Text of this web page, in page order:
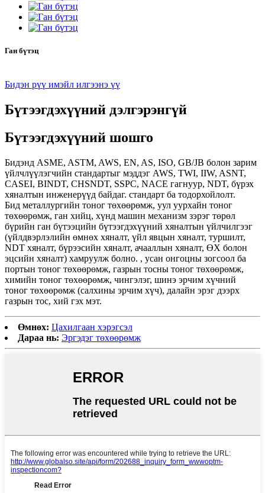
Ган бүтэц
Бидэн рүү имэйл илгээнэ үү
Бүтээгдэхүүний дэлгэрэнгүй
Бүтээгдэхүүний шошго
Бидэнд ASME, ASTM, AWS, EN, AS, ISO, GB/JB болон зарим
үйлчлүүлэгчийн стандартыг мэддэг AWS, TWI, IIW, ASNT,
CASEI, BINDT, CHSNDT, SSPC, NACE гагнуур, NDT, бүрэх
хяналтын инженерүүд байдаг. стандарт ба тодорхойлолт.
Бид металлургийн тоног төхөөрөмж, уул уурхайн тоног
төхөөрөмж, ган хийц, хүнд машин механизм зэрэг төрөл
бүрийн ган бүтээцийн бүтээгдэхүүний хяналтын үйлчилгээг
(үйлдвэрлэлийн өмнөх хяналт, үйл явцын хяналт, туршилт,
NDT хяналт, бүрээсийн хяналт, ачааллын хяналт, ӨХ болон
эцсийн хяналт) хамруулж болно. , усан онгоцны зогсоол ба
портын тоног төхөөрөмж, газрын тосны тоног төхөөрөмж,
химийн тоног төхөөрөмж, чингэлэг, шинэ эрчим хүчний
тоног төхөөрөмж (салхины эрчим хүч), далайн эрэг дээрх
газрын тос, хий гэх мэт.
Өмнөх: Цахилгаан хэрэгсэл
Дараа нь: Эргэдэг төхөөрөмж